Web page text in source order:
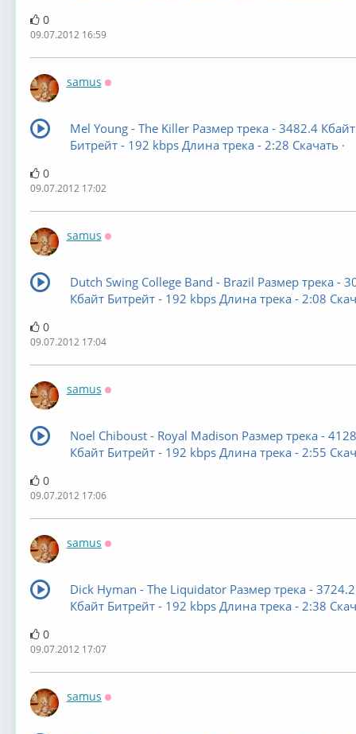
0
09.07.2012 16:59
samus
Mel Young - The Killer Размер трека - 3482.4 Кбайт
Битрейт - 192 kbps Длина трека - 2:28 Скачать ·
0
09.07.2012 17:02
samus
Dutch Swing College Band - Brazil Размер трека -
Кбайт Битрейт - 192 kbps Длина трека - 2:08
0
09.07.2012 17:04
samus
Noel Chiboust - Royal Madison Размер трека -
Кбайт Битрейт - 192 kbps Длина трека - 2:55
0
09.07.2012 17:06
samus
Dick Hyman - The Liquidator Размер трека - 3724.2
Кбайт Битрейт - 192 kbps Длина трека - 2:38
0
09.07.2012 17:07
samus